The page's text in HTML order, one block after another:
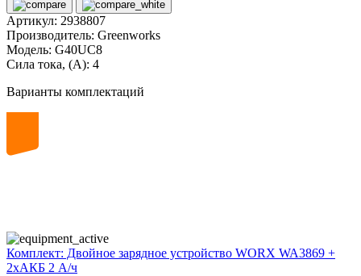
Артикул: 2938807
Производитель: Greenworks
Модель: G40UC8
Сила тока, (А): 4
Варианты комплектаций
Комплект: Двойное зарядное устройство WORX WA3869 +
2xАКБ 2 А/ч